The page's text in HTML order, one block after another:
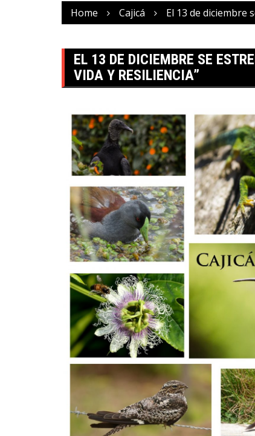
Home Cajicá El 13 de diciembre
EL 13 DE DICIEMBRE SE
VIDA Y RESILIENCIA”